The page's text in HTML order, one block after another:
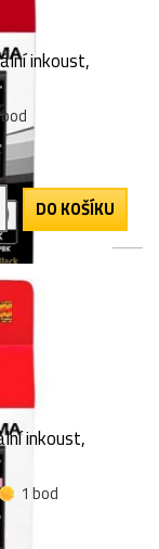
inkoust,
DO KOŠÍKU
inkoust,
1 bod